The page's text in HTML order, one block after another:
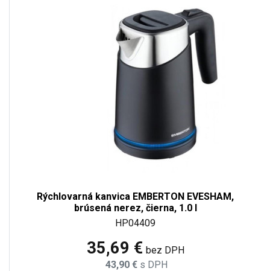
Rýchlovarná kanvica EMBERTON EVESHAM,
brúsená nerez, čierna, 1.0 l
HP04409
35,69 € bez DPH
43,90 € s DPH